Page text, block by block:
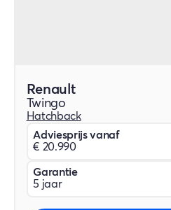
Renault
Twingo
Hatchback
Adviesprijs vanaf
€ 20.990
Garantie
5 jaar